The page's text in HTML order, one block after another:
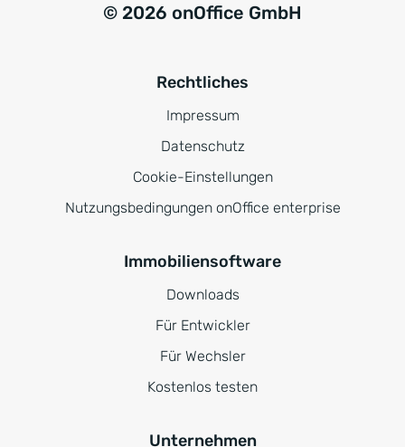
© 2026 onOffice GmbH
Rechtliches
Impressum
Datenschutz
Cookie-Einstellungen
Nutzungsbedingungen onOffice enterprise
Immobiliensoftware
Downloads
Für Entwickler
Für Wechsler
Kostenlos testen
Unternehmen